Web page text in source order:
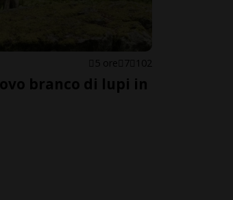
5 ore 7 102
branco di lupi in